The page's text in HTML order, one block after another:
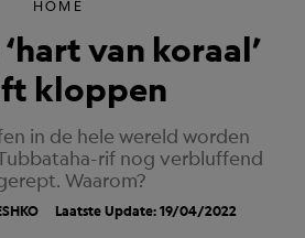
HOME
van koraal’
kloppen
in de hele wereld worden
rif nog verbluffend
Waarom?
Laatste Update: 19/04/2022